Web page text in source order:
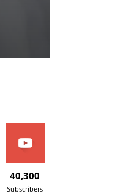
40,300
Subscribers